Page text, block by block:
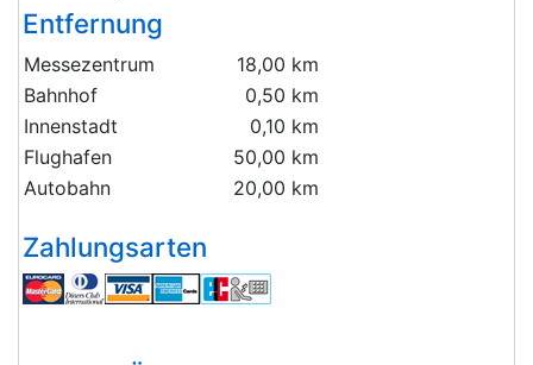
Entfernung
Messezentrum
18,00 km
Bahnhof
0,50 km
Innenstadt
0,10 km
Flughafen
50,00 km
Autobahn
20,00 km
Zahlungsarten